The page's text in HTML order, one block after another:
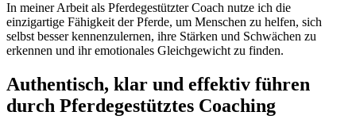
In meiner Arbeit als Pferdegestützter Coach nutze ich die
einzigartige Fähigkeit der Pferde, um Menschen zu helfen, sich
selbst besser kennenzulernen, ihre Stärken und Schwächen zu
erkennen und ihr emotionales Gleichgewicht zu finden.
Authentisch, klar und effektiv führen
durch Pferdegestütztes Coaching